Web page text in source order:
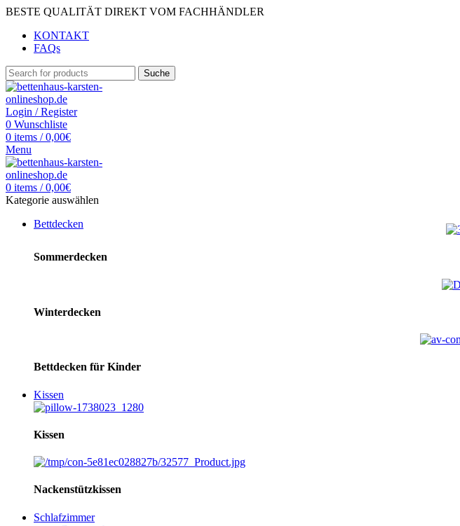
BESTE QUALITÄT DIREKT VOM FACHHÄNDLER
KONTAKT
FAQs
Suche
Login / Register
0 Wunschliste
0 items / 0,00€
Menu
0 items / 0,00€
Kategorie auswählen
Bettdecken
Sommerdecken
Winterdecken
Bettdecken für Kinder
Kissen
Kissen
Nackenstützkissen
Schlafzimmer